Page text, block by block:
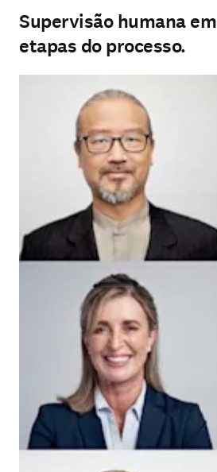
Supervisão humana
etapas do processo.